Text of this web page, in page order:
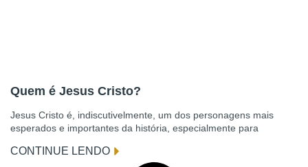
Quem é Jesus Cristo?
Jesus Cristo é, indiscutivelmente, um dos personagens mais
esperados e importantes da história, especialmente para
CONTINUE LENDO